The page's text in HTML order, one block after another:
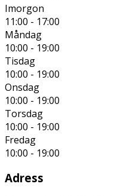
Imorgon
11:00 - 17:00
Måndag
10:00 - 19:00
Tisdag
10:00 - 19:00
Onsdag
10:00 - 19:00
Torsdag
10:00 - 19:00
Fredag
10:00 - 19:00
Adress